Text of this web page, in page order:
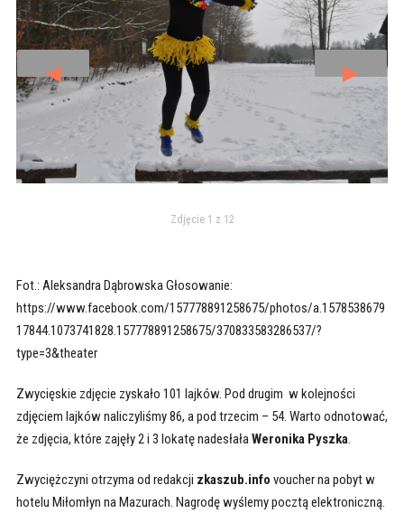
◄ ►
Zdjęcie 1 z 12
Fot.: Aleksandra Dąbrowska Głosowanie:
https://www.facebook.com/157778891258675/photos/a.1578538679
17844.1073741828.157778891258675/370833583286537/?
type=3&theater
Zwycięskie zdjęcie zyskało 101 lajków. Pod drugim w kolejności
zdjęciem lajków naliczyliśmy 86, a pod trzecim – 54. Warto odnotować,
że zdjęcia, które zajęły 2 i 3 lokatę nadesłałaWeronika Pyszka.
Zwyciężczyni otrzyma od redakcji zkaszub.info voucher na pobyt w
hotelu Miłomłyn na Mazurach. Nagrodę wyślemy pocztą elektroniczną.